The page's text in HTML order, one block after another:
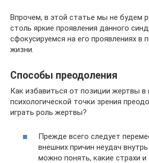
Впрочем, в этой статье мы не будем
столь яркие проявления данного
сфокусируемся на его проявлениях в
жизни.
Способы преодоления
Как избавиться от позиции жертвы в
психологической точки зрения
играть роль жертвы?
Прежде всего следует
внешних причин неудач
можно понять, какие страхи и